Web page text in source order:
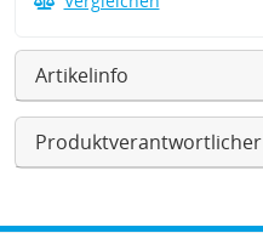
Artikelinfo
Produktverantwortlicher